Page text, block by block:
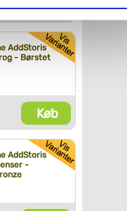
dine
Køb
AddStoris
- Børstet
Køb
AddStoris
-